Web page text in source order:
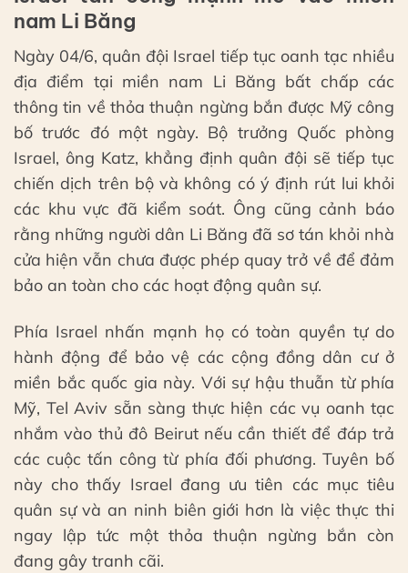
nam Li Băng
Ngày 04/6, quân đội Israel tiếp tục oanh tạc nhiều
địa điểm tại miền nam Li Băng bất chấp các
thông tin về thỏa thuận ngừng bắn được Mỹ công
bố trước đó một ngày. Bộ trưởng Quốc phòng
Israel, ông Katz, khẳng định quân đội sẽ tiếp tục
chiến dịch trên bộ và không có ý định rút lui khỏi
các khu vực đã kiểm soát. Ông cũng cảnh báo
rằng những người dân Li Băng đã sơ tán khỏi nhà
cửa hiện vẫn chưa được phép quay trở về để đảm
bảo an toàn cho các hoạt động quân sự.
Phía Israel nhấn mạnh họ có toàn quyền tự do
hành động để bảo vệ các cộng đồng dân cư ở
miền bắc quốc gia này. Với sự hậu thuẫn từ phía
Mỹ, Tel Aviv sẵn sàng thực hiện các vụ oanh tạc
nhắm vào thủ đô Beirut nếu cần thiết để đáp trả
các cuộc tấn công từ phía đối phương. Tuyên bố
này cho thấy Israel đang ưu tiên các mục tiêu
quân sự và an ninh biên giới hơn là việc thực thi
ngay lập tức một thỏa thuận ngừng bắn còn
đang gây tranh cãi.